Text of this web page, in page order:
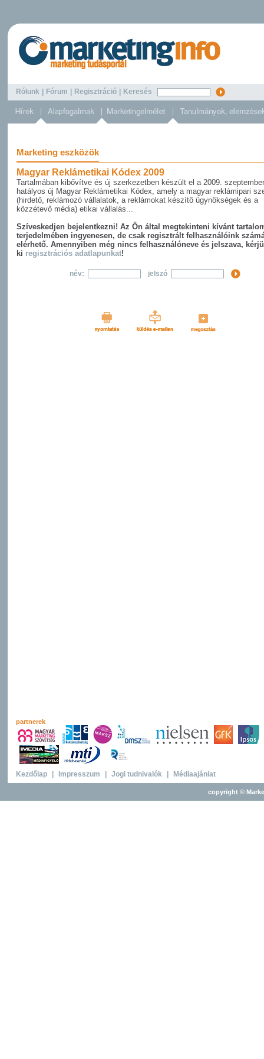
Rólunk Fórum Regisztráció Keresés
Marketing eszközök
Magyar Reklámetikai Kódex 2009
Tartalmában kibővítve és új szerkezetben készült el a 2009.
hatályos új Magyar Reklámetikai Kódex, amely a magyar reklámipari
(hirdető, reklámozó vállalatok, a reklámokat készítő ügynökségek és a
közzétevő média) etikai vállalás...
Szíveskedjen bejelentkezni! Az Ön által megtekinteni kívánt
terjedelmében ingyenesen, de csak regisztrált felhasználóink
elérhető. Amennyiben még nincs felhasználóneve és jelszava,
ki regisztrációs adatlapunkat!
név: jelszó
partnerek
Kezdőlap Impresszum Jogi tudnivalók Médiaajánlat
copyright ©